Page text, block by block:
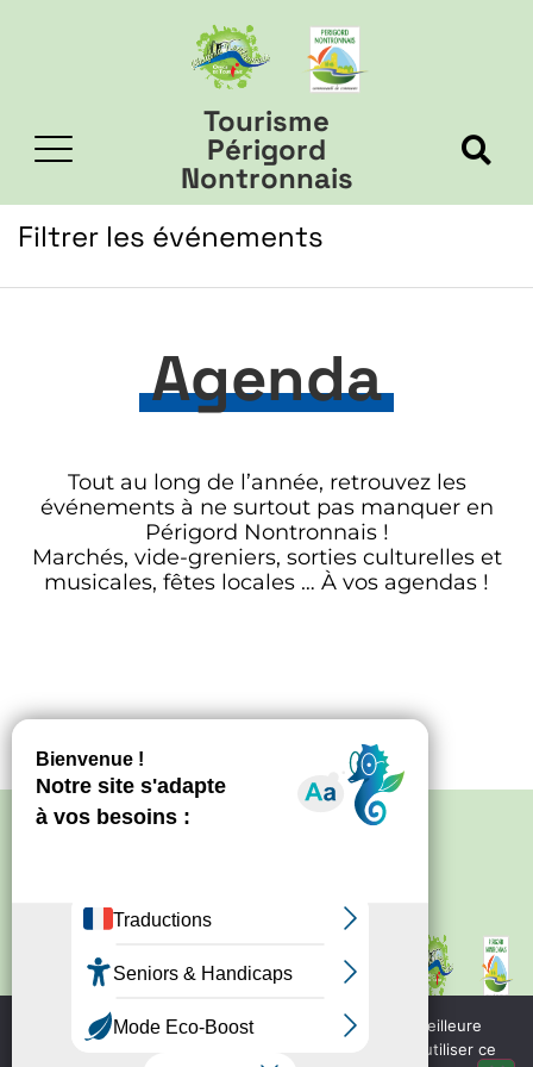
Tourisme
Périgord
Nontronnais
Filtrer les événements
Agenda
Tout au long de l’année, retrouvez les
événements à ne surtout pas manquer en
Périgord Nontronnais !
Marchés, vide-greniers, sorties culturelles et
musicales, fêtes locales … À vos agendas !
Site créé par
Politique de confidentialité
Mentions
touristique de Nontron
Bureau d'information
Nous utilisons des cookies pour vous garantir la meilleure
expérience sur notre site web. Si vous continuez à utiliser ce